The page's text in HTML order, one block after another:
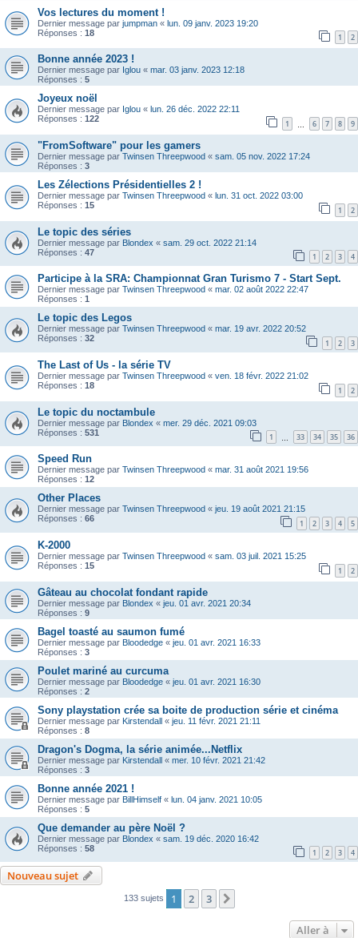
Vos lectures du moment !
Dernier message par jumpman « lun. 09 janv. 2023 19:20
Réponses : 18 1 2
Bonne année 2023 !
Dernier message par Iglou « mar. 03 janv. 2023 12:18
Réponses : 5
Joyeux noël
Dernier message par Iglou « lun. 26 déc. 2022 22:11
Réponses : 122 1 6 7 8 9
"FromSoftware" pour les gamers
Dernier message par Twinsen Threepwood « sam. 05 nov. 2022 17:24
Réponses : 3
Les Zélections Présidentielles 2 !
Dernier message par Twinsen Threepwood « lun. 31 oct. 2022 03:00
Réponses : 15 1 2
Le topic des séries
Dernier message par Blondex « sam. 29 oct. 2022 21:14
Réponses : 47 1 2 3 4
Participe à la SRA: Championnat Gran Turismo 7 - Start Sept.
Dernier message par Twinsen Threepwood « mar. 02 août 2022 22:47
Réponses : 1
Le topic des Legos
Dernier message par Twinsen Threepwood « mar. 19 avr. 2022 20:52
Réponses : 32 1 2 3
The Last of Us - la série TV
Dernier message par Twinsen Threepwood « ven. 18 févr. 2022 21:02
Réponses : 18 1 2
Le topic du noctambule
Dernier message par Blondex « mer. 29 déc. 2021 09:03
Réponses : 531 1 33 34 35 36
Speed Run
Dernier message par Twinsen Threepwood « mar. 31 août 2021 19:56
Réponses : 12
Other Places
Dernier message par Twinsen Threepwood « jeu. 19 août 2021 21:15
Réponses : 66 1 2 3 4 5
K-2000
Dernier message par Twinsen Threepwood « sam. 03 juil. 2021 15:25
Réponses : 15 1 2
Gâteau au chocolat fondant rapide
Dernier message par Blondex « jeu. 01 avr. 2021 20:34
Réponses : 9
Bagel toasté au saumon fumé
Dernier message par Bloodedge « jeu. 01 avr. 2021 16:33
Réponses : 3
Poulet mariné au curcuma
Dernier message par Bloodedge « jeu. 01 avr. 2021 16:30
Réponses : 2
Sony playstation crée sa boite de production série et cinéma
Dernier message par Kirstendall « jeu. 11 févr. 2021 21:11
Réponses : 8
Dragon's Dogma, la série animée...Netflix
Dernier message par Kirstendall « mer. 10 févr. 2021 21:42
Réponses : 3
Bonne année 2021 !
Dernier message par BillHimself « lun. 04 janv. 2021 10:05
Réponses : 5
Que demander au père Noël ?
Dernier message par Blondex « sam. 19 déc. 2020 16:42
Réponses : 58 1 2 3 4
Nouveau sujet
133 sujets 1 2 3
Aller à